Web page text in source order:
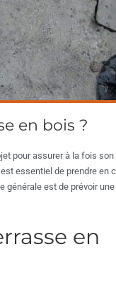
en bois ?
pour assurer à la fois son
essentiel de prendre en
générale est de prévoir une
en